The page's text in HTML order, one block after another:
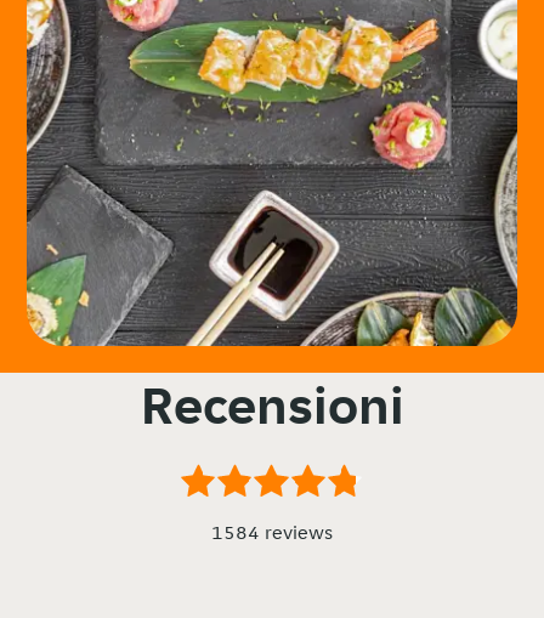
Recensioni
1584 reviews